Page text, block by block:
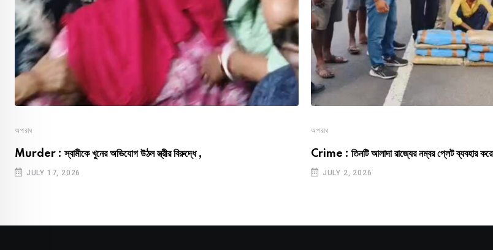
অপরাধ
Murder : স্বামীকে খুনের অভিযোগ উঠল স্ত্রীর বিরুদ্ধে ,
JULY 17, 2026
অপরাধ
Crime : তিনটি আলাদা রাজ্যের নম্বর প্লেট ব্যবহার করে
JULY 2, 2026